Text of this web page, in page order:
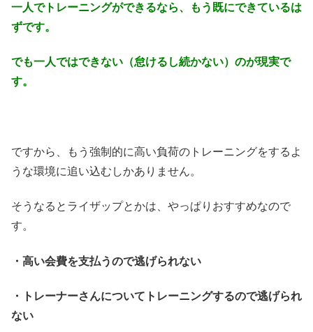
一人でトレーニングができるなら、もう既にできているは
ずです。
でも一人ではできない（怠けるし続かない）のが現実で
す。
ですから、もう強制的に高い負荷のトレーニングをするよ
うな環境に追い込むしかありません。
そうなるとライザップとかは、やっぱりおすすめなので
す。
・高い会費を支払うので逃げられない
・トレーナーさんについてトレーニングするので逃げられ
ない